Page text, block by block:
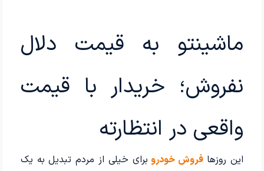
ماشینتو به قیمت دلال
نفروش؛ خریدار با قیمت
واقعی در انتظارته
این روزهافروش خودرو برای خیلی از مردم تبدیل به یک